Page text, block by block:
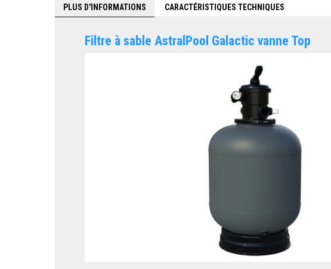
PLUS D'INFORMATIONS CARACTÉRISTIQUES TECHNIQUES
Filtre à sable AstralPool Galactic vanne Top